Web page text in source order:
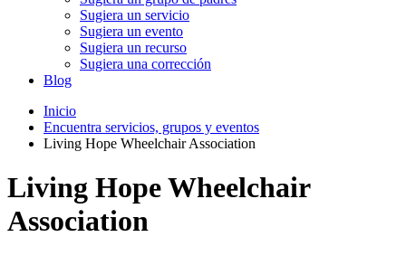
Sugiera un servicio
Sugiera un evento
Sugiera un recurso
Sugiera una corrección
Blog
Inicio
Encuentra servicios, grupos y eventos
Living Hope Wheelchair Association
Living Hope Wheelchair
Association